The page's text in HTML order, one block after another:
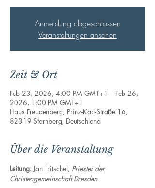
Anmeldung abgeschlossen
Veranstaltungen ansehen
Zeit & Ort
Feb 23, 2026, 4:00 PM GMT+1 – Feb 26,
2026, 1:00 PM GMT+1
Haus Freudenberg, Prinz-Karl-Straße 16,
82319 Starnberg, Deutschland
Über die Veranstaltung
Leitung: Jan Tritschel, Priester der
Christengemeinschaft Dresden